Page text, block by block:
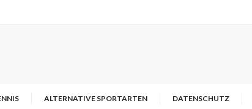
ALTERNATIVE SPORTARTEN DATENSCHUTZ